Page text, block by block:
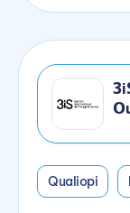
Qualiopi